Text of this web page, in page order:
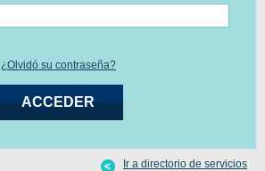
¿Olvidó su contraseña?
Ir a directorio de servicios